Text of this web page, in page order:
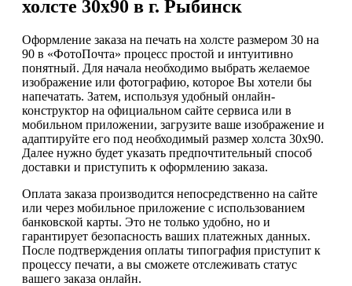
холсте 30х90 в г. Рыбинск
Оформление заказа на печать на холсте размером 30 на
90 в «ФотоПочта» процесс простой и интуитивно
понятный. Для начала необходимо выбрать желаемое
изображение или фотографию, которое Вы хотели бы
напечатать. Затем, используя удобный онлайн-
конструктор на официальном сайте сервиса или в
мобильном приложении, загрузите ваше изображение и
адаптируйте его под необходимый размер холста 30х90.
Далее нужно будет указать предпочтительный способ
доставки и приступить к оформлению заказа.
Оплата заказа производится непосредственно на сайте
или через мобильное приложение с использованием
банковской карты. Это не только удобно, но и
гарантирует безопасность ваших платежных данных.
После подтверждения оплаты типография приступит к
процессу печати, а вы сможете отслеживать статус
вашего заказа онлайн.